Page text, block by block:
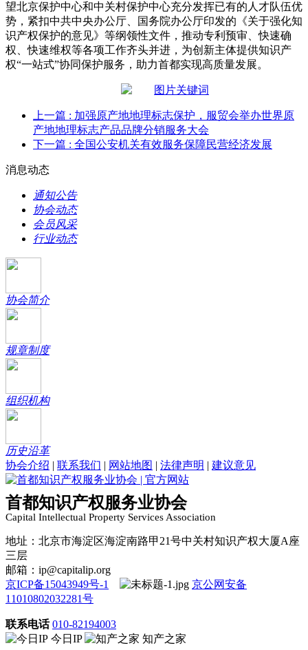
望北京保护中心和中关村保护中心充分发挥已有的人才队伍优
势，紧扣中共中央办公厅、国务院办公厅印发的《关于强化知
识产权保护的意见》等纲领性文件，推动专利预审、快速确
权、快速维权等各项工作齐头并进，为创新主体提供知识产
权“一站式”协同保护服务，助力首都实现高质量发展。
上一篇 : 加强原产地地理标志保护，服贸会举办世界原
产地地理标志产品品牌分销服务大会
下一篇 : 全国公安机关有效服务保障民营经济发展
消息动态
通知公告
协会动态
会员风采
行业动态
协会简介
规章制度
组织机构
历史沿革
协会介绍
联系我们 网站地图 法律声明 建议意见
首都知识产权服务业协会
Capital Intellectual Property Services Association
地址：北京市海淀区海淀南路甲21号中关村知识产权大厦A座
三层
邮箱：ip@capitalip.org
京ICP备15043949号-1
京公网安备
11010802032281号
联系电话 010-82194003
今日IP
知产之家